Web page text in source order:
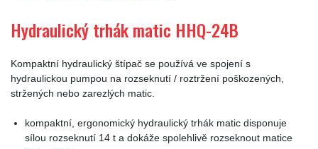
Hydraulický trhák matic HHQ-24B
Kompaktní hydraulický štípač se používá ve spojení s
hydraulickou pumpou na rozseknutí / roztržení poškozených,
stržených nebo zarezlých matic.
kompaktní, ergonomický hydraulický trhák matic disponuje
sílou rozseknutí 14 t a dokáže spolehlivě rozseknout matice